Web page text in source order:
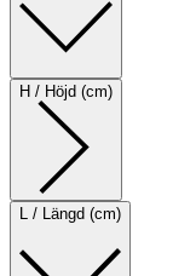
H / Höjd (cm)
L / Längd (cm)